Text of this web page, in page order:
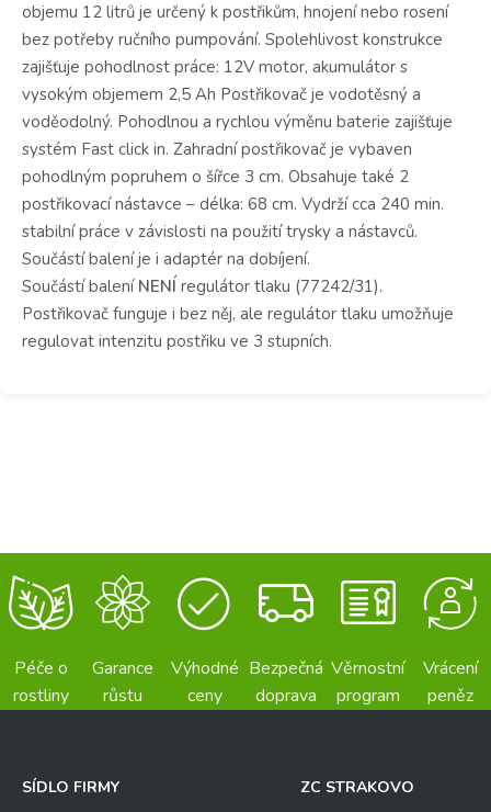
objemu 12 litrů je určený k postřikům, hnojení nebo rosení
bez potřeby ručního pumpování. Spolehlivost konstrukce
zajišťuje pohodlnost práce: 12V motor, akumulátor s
vysokým objemem 2,5 Ah Postřikovač je vodotěsný a
voděodolný. Pohodlnou a rychlou výměnu baterie zajišťuje
systém Fast click in. Zahradní postřikovač je vybaven
pohodlným popruhem o šířce 3 cm. Obsahuje také 2
postřikovací nástavce – délka: 68 cm. Vydrží cca 240 min.
stabilní práce v závislosti na použití trysky a nástavců.
Součástí balení je i adaptér na dobíjení.
Součástí balení NENÍ regulátor tlaku (77242/31).
Postřikovač funguje i bez něj, ale regulátor tlaku umožňuje
regulovat intenzitu postřiku ve 3 stupních.
Péče o
rostliny
Garance
růstu
Výhodné
ceny
Bezpečná
doprava
Věrnostní
program
Vrácení
peněz
SÍDLO FIRMY
ZC STRAKOVO